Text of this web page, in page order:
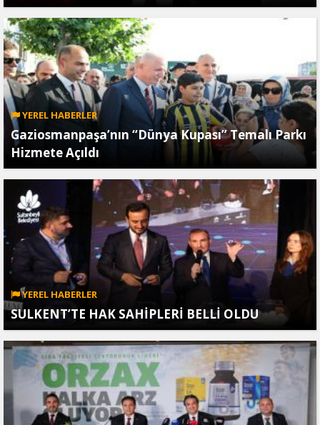
YEREL HABERLER
Gaziosmanpaşa’nın “Dünya Kupası” Temalı Parkı
Hizmete Açıldı
YEREL HABERLER
SULKENT’TE HAK SAHİPLERİ BELLİ OLDU